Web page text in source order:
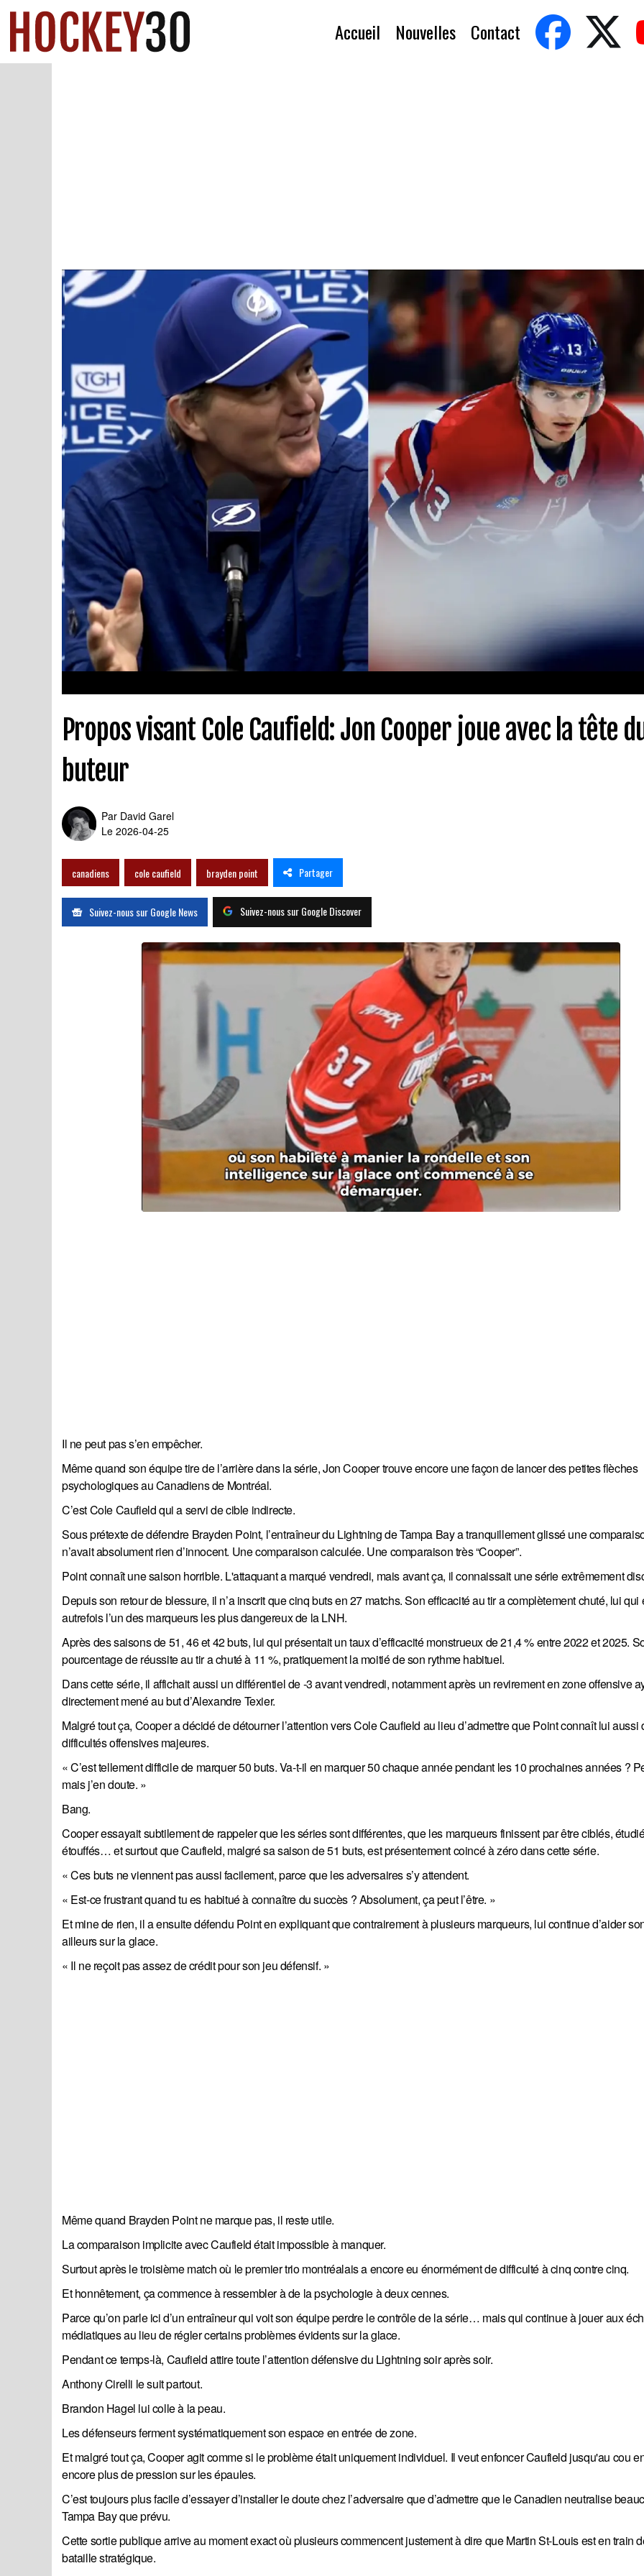
Accueil Nouvelles Contact
Propos visant Cole Caufield: Jon Cooper joue avec la tête
buteur
Par David Garel
Le 2026-04-25
canadiens cole caufield brayden point Partager
Suivez-nous sur Google News Suivez-nous sur Google Discover
Il ne peut pas s’en empêcher.
Même quand son équipe tire de l’arrière dans la série, Jon Cooper trouve encore une façon de lancer des petites flèches
psychologiques au Canadiens de Montréal.
C’est Cole Caufield qui a servi de cible indirecte.
Sous prétexte de défendre Brayden Point, l’entraîneur du Lightning de Tampa Bay a tranquillement glissé une
n’avait absolument rien d’innocent. Une comparaison calculée. Une comparaison très “Cooper”.
Point connaît une saison horrible. L'attaquant a marqué vendredi, mais avant ça, il connaissait une série extrêmement
Depuis son retour de blessure, il n’a inscrit que cinq buts en 27 matchs. Son efficacité au tir a complètement chuté, lui qui
autrefois l’un des marqueurs les plus dangereux de la LNH.
Après des saisons de 51, 46 et 42 buts, lui qui présentait un taux d’efficacité monstrueux de 21,4 % entre 2022 et 2025.
pourcentage de réussite au tir a chuté à 11 %, pratiquement la moitié de son rythme habituel.
Dans cette série, il affichait aussi un différentiel de -3 avant vendredi, notamment après un revirement en zone offensive
directement mené au but d’Alexandre Texier.
Malgré tout ça, Cooper a décidé de détourner l’attention vers Cole Caufield au lieu d’admettre que Point connaît lui aussi
difficultés offensives majeures.
« C’est tellement difficile de marquer 50 buts. Va-t-il en marquer 50 chaque année pendant les 10 prochaines années ?
mais j’en doute. »
Bang.
Cooper essayait subtilement de rappeler que les séries sont différentes, que les marqueurs finissent par être ciblés,
étouffés… et surtout que Caufield, malgré sa saison de 51 buts, est présentement coincé à zéro dans cette série.
« Ces buts ne viennent pas aussi facilement, parce que les adversaires s’y attendent.
« Est-ce frustrant quand tu es habitué à connaître du succès ? Absolument, ça peut l’être. »
Et mine de rien, il a ensuite défendu Point en expliquant que contrairement à plusieurs marqueurs, lui continue d’aider
ailleurs sur la glace.
« Il ne reçoit pas assez de crédit pour son jeu défensif. »
Même quand Brayden Point ne marque pas, il reste utile.
La comparaison implicite avec Caufield était impossible à manquer.
Surtout après le troisième match où le premier trio montréalais a encore eu énormément de difficulté à cinq contre cinq.
Et honnêtement, ça commence à ressembler à de la psychologie à deux cennes.
Parce qu’on parle ici d’un entraîneur qui voit son équipe perdre le contrôle de la série… mais qui continue à jouer aux
médiatiques au lieu de régler certains problèmes évidents sur la glace.
Pendant ce temps-là, Caufield attire toute l’attention défensive du Lightning soir après soir.
Anthony Cirelli le suit partout.
Brandon Hagel lui colle à la peau.
Les défenseurs ferment systématiquement son espace en entrée de zone.
Et malgré tout ça, Cooper agit comme si le problème était uniquement individuel. Il veut enfoncer Caufield jusqu'au cou
encore plus de pression sur les épaules.
C’est toujours plus facile d’essayer d’installer le doute chez l’adversaire que d’admettre que le Canadien neutralise
Tampa Bay que prévu.
Cette sortie publique arrive au moment exact où plusieurs commencent justement à dire que Martin St-Louis est en train
bataille stratégique.